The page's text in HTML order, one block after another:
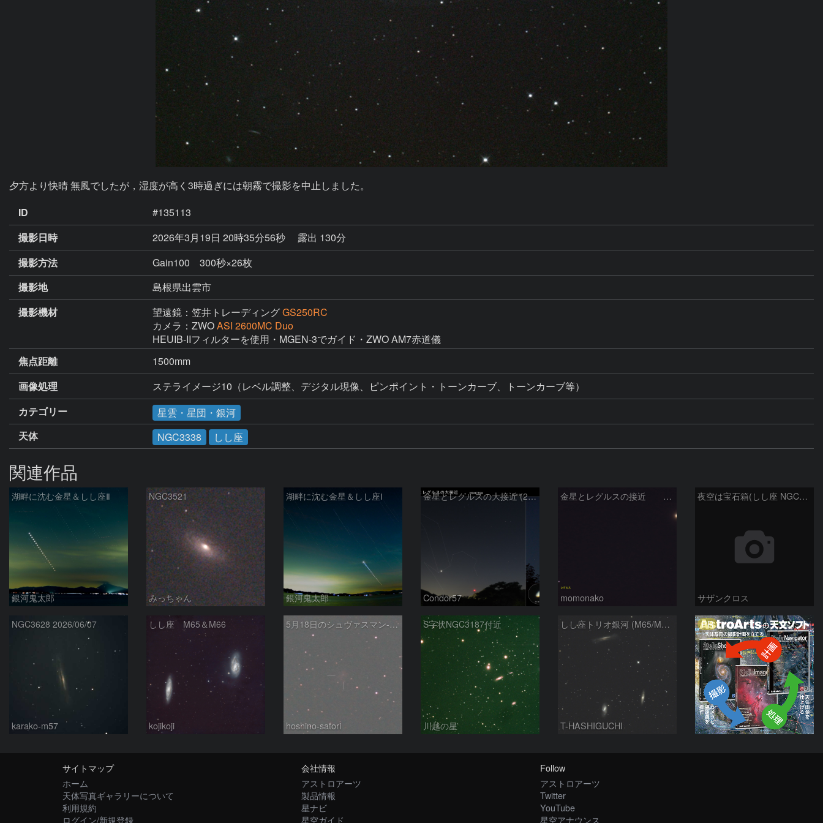
ID
#135113
撮影日時
2026年3月19日 20時35分56秒
露出 130分
撮影方法
Gain100 300秒×26枚
撮影地
島根県出雲市
撮影機材
望遠鏡：笠井トレーディングGS250RC
カメラ：ZWOASI 2600MC Duo
HEUIB-IIフィルターを使用・MGEN-3でガイド・ZWO AM7赤道儀
焦点距離
1500mm
画像処理
ステライメージ10（レベル調整、デジタル現像、ピンポイント・トーンカーブ、トーンカーブ等）
カテゴリー
星雲・星団・銀河
天体
NGC3338 しし座
関連作品
湖畔に沈む金星＆しし座Ⅱ
銀河鬼太郎
NGC3521
みっちゃん
湖畔に沈む金星＆しし座Ⅰ
銀河鬼太郎
金星とレグルスの大接近 (2026/07/09)
Condor57
金星とレグルスの接近 260709
momonako
夜空は宝石箱(しし座 NGC2903) Seestar50
サザンクロス
NGC3628 2026/06/07
karako-m57
しし座 M65＆M66
kojikoji
5月18日のシュヴァスマン-ヴァハマン第1彗星（29P）
hoshino-satori
S字状NGC3187付近
川越の星
しし座トリオ銀河 (M65/M66/NGC3628) 2026/05/11
T-HASHIGUCHI
PR
サイトマップ
ホーム
天体写真ギャラリーについて
利用規約
ログイン/新規登録
会社情報
アストロアーツ
製品情報
星ナビ
星空ガイド
Follow
アストロアーツ
Twitter
YouTube
星空アナウンス